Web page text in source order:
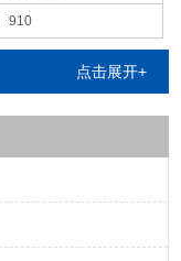
910
点击展开+